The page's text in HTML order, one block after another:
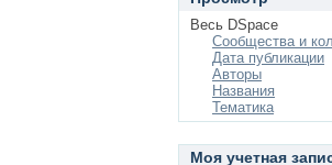
Весь DSpace
Сообщества и
Дата публикации
Авторы
Названия
Тематика
Моя учетная